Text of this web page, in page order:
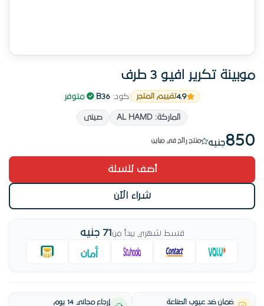
موبينة تكرير افيو 3 طرف
4.9تقييم المتجر كود: B36 متوفر
الماركة: AL HAMD صينى
850جنيه
المنتج ده بينفد بسرعة
منتج رائج في مباين
من الأكثر مبيعاً في مباين
أضف للسلة
شراء الآن
قسط شهري يبدأ من 71 جنيه
ضمان ضد عيوب الصناعة إرجاع مجاني 14 يوم